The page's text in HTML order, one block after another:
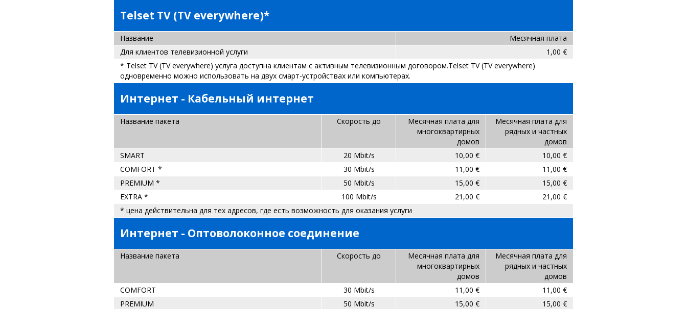
Telset TV (TV everywhere)*
Название
Месячная плата
Для клиентов телевизионной услуги
1,00 €
* Telset TV (TV everywhere) услуга доступна клиентам с активным телевизионным договором.Telset TV (TV everywhere)
одновременно можно использовать на двух смарт-устройствах или компьютерах.
Интернет - Кабельный интернет
Название пакета Скорость до
Месячная плата для
многоквартирных
домов
Месячная плата для
рядных и частных
домов
SMART
20 Mbit/s 10,00 €
10,00 €
COMFORT *
30 Mbit/s 11,00 €
11,00 €
PREMIUM *
50 Mbit/s 15,00 €
15,00 €
EXTRA *
100 Mbit/s 21,00 €
21,00 €
* цена действительна для тех адресов, где есть возможность для оказания услуги
Интернет - Оптоволоконное соединение
Название пакета Скорость до
Месячная плата для
многоквартирных
домов
Месячная плата для
рядных и частных
домов
COMFORT
30 Mbit/s 11,00 €
11,00 €
PREMIUM
50 Mbit/s 15,00 €
15,00 €